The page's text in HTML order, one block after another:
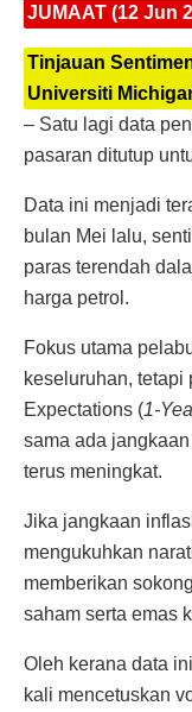
JUMAAT (12 Jun
Tinjauan
Universiti
– Satu lagi data
pasaran ditutup
Data ini menjadi
bulan Mei lalu,
paras terendah
harga petrol.
Fokus utama
keseluruhan, tetapi
Expectations (1-
sama ada
terus meningkat.
Jika jangkaan
mengukuhkan
memberikan
saham serta emas
Oleh kerana data
kali mencetuskan